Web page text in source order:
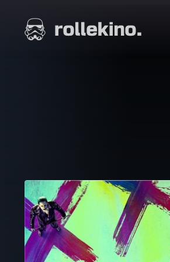
suoraan
sisältöön
Elokuvat ja elokuva-arviot | Rollekino.fi